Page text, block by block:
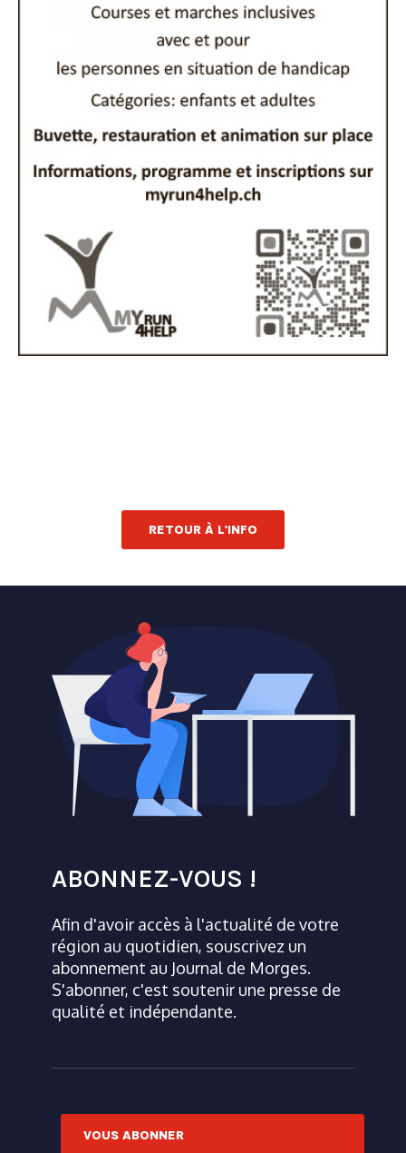
RETOUR À L'INFO
ABONNEZ-VOUS !
Afin d'avoir accès à l'actualité de votre
région au quotidien, souscrivez un
abonnement au Journal de Morges.
S'abonner, c'est soutenir une presse de
qualité et indépendante.
VOUS ABONNER